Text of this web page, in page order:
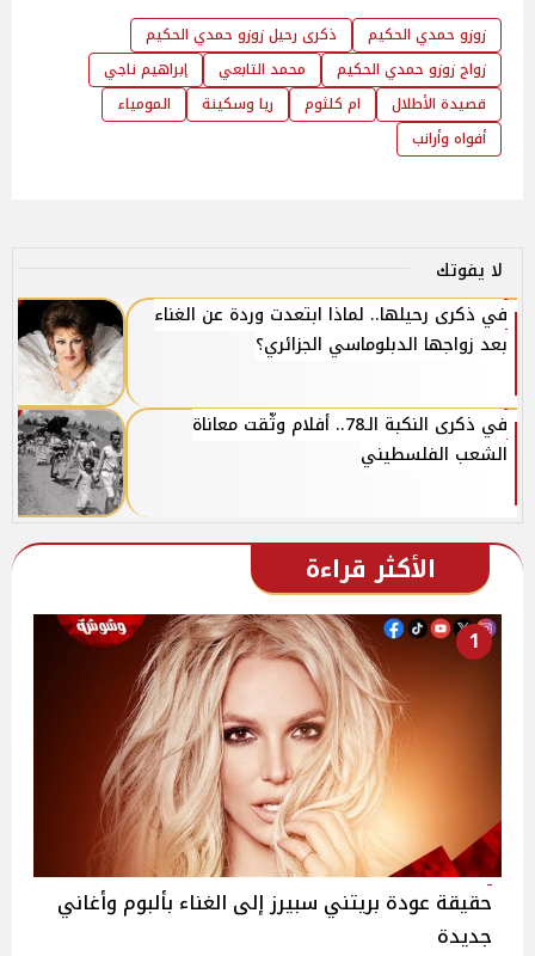
زوزو حمدي الحكيم
ذكرى رحيل زوزو حمدي الحكيم
زواج زوزو حمدي الحكيم
محمد التابعي
إبراهيم ناجي
قصيدة الأطلال
ام كلثوم ريا وسكينة
المومياء
أفواه وأرانب
لا يفوتك
في ذكرى رحيلها.. لماذا ابتعدت وردة عن الغناء
بعد زواجها الدبلوماسي الجزائري؟
في ذكرى النكبة الـ78.. أفلام وثّقت معاناة
الشعب الفلسطيني
الأكثر قراءة
1
حقيقة عودة بريتني سبيرز إلى الغناء بألبوم وأغاني
جديدة